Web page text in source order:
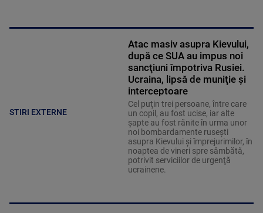
STIRI EXTERNE
Atac masiv asupra Kievului,
după ce SUA au impus noi
sancţiuni împotriva Rusiei.
Ucraina, lipsă de muniţie şi
interceptoare
Cel puţin trei persoane, între care
un copil, au fost ucise, iar alte
şapte au fost rănite în urma unor
noi bombardamente ruseşti
asupra Kievului şi împrejurimilor, în
noaptea de vineri spre sâmbătă,
potrivit serviciilor de urgenţă
ucrainene.